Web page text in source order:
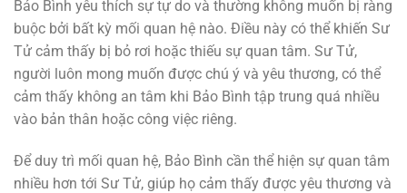
Bảo Bình yêu thích sự tự do và thường không muốn bị ràng
buộc bởi bất kỳ mối quan hệ nào. Điều này có thể khiến Sư
Tử cảm thấy bị bỏ rơi hoặc thiếu sự quan tâm. Sư Tử,
người luôn mong muốn được chú ý và yêu thương, có thể
cảm thấy không an tâm khi Bảo Bình tập trung quá nhiều
vào bản thân hoặc công việc riêng.
Để duy trì mối quan hệ, Bảo Bình cần thể hiện sự quan tâm
nhiều hơn tới Sư Tử, giúp họ cảm thấy được yêu thương và